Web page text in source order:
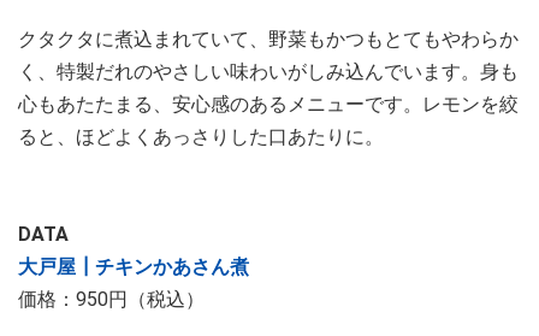
クタクタに煮込まれていて、野菜もかつもとてもやわらか
く、特製だれのやさしい味わいがしみ込んでいます。身も
心もあたたまる、安心感のあるメニューです。レモンを絞
ると、ほどよくあっさりした口あたりに。
DATA
大戸屋┃チキンかあさん煮
価格：950円（税込）